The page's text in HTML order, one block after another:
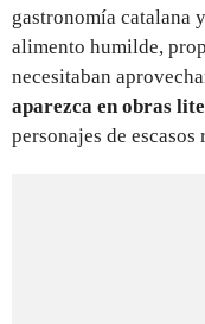
gastronomía catalana
alimento humilde,
necesitaban
aparezca en obras
personajes de